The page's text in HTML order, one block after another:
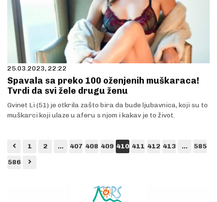
25.03.2023, 22:22
Spavala sa preko 100 oženjenih muškaraca!
Tvrdi da svi žele drugu ženu
Gvinet Li (51) je otkrila zašto bira da bude ljubavnica, koji su to
muškarci koji ulaze u aferu s njom i kakav je to život.
1 2 ... 407 408 409 410 411 412 413 ...
585
586